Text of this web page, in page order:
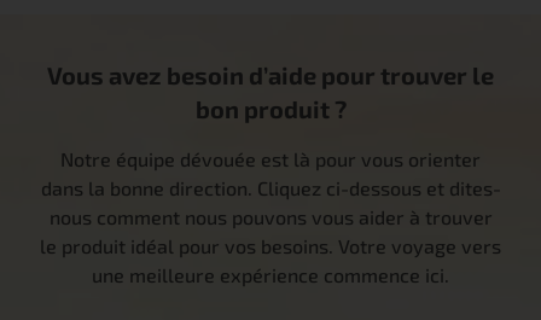
Vous avez besoin d’aide pour trouver le
bon produit ?
Notre équipe dévouée est là pour vous orienter
dans la bonne direction. Cliquez ci-dessous et dites-
nous comment nous pouvons vous aider à trouver
le produit idéal pour vos besoins. Votre voyage vers
une meilleure expérience commence ici.